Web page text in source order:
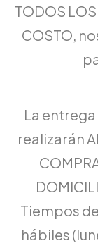
TODOS
COSTO,
La
realizarán
Tiempos
hábiles